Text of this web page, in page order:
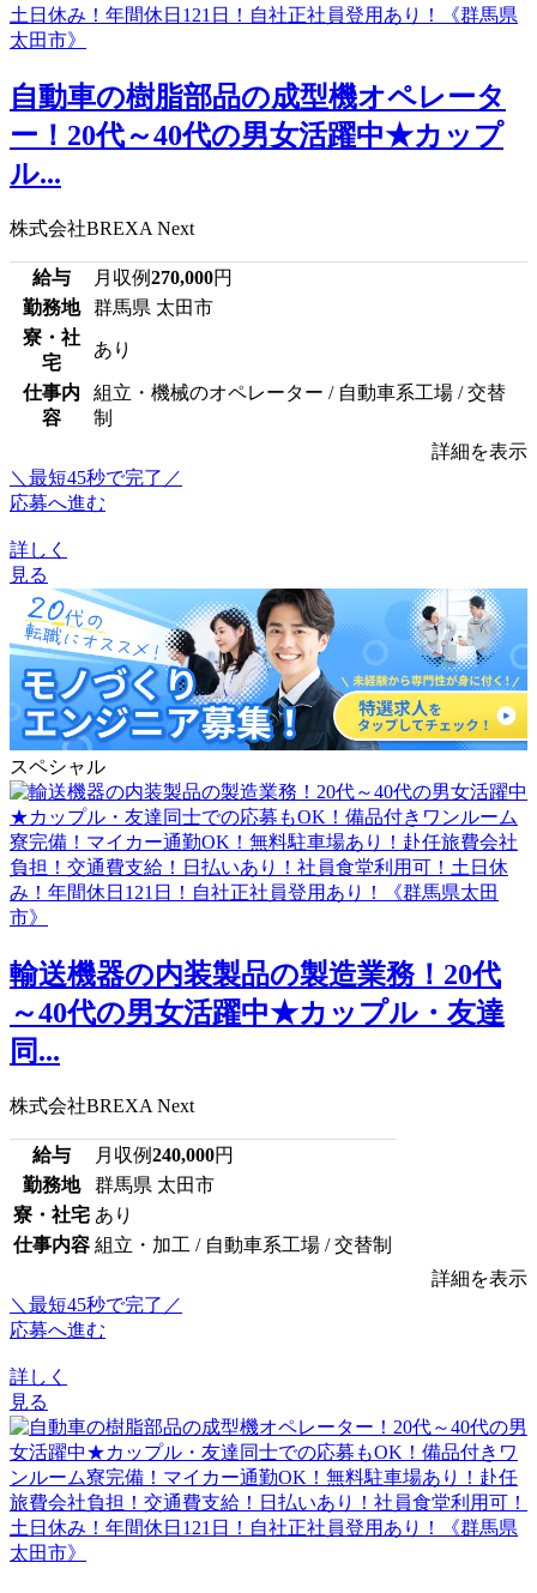
自動車の樹脂部品の成型機オペレータ
ー！20代～40代の男女活躍中★カップ
ル...
株式会社BREXA Next
給与 月収例270,000円
勤務地
群馬県 太田市
寮・社
宅
あり
仕事内
容
組立・機械のオペレーター / 自動車系工場 / 交替
制
詳細を表示
＼最短45秒で完了／
応募へ進む
詳しく
見る
スペシャル
輸送機器の内装製品の製造業務！20代
～40代の男女活躍中★カップル・友達
同...
株式会社BREXA Next
給与 月収例240,000円
勤務地
群馬県 太田市
寮・社宅 あり
仕事内容 組立・加工 / 自動車系工場 / 交替制
詳細を表示
＼最短45秒で完了／
応募へ進む
詳しく
見る